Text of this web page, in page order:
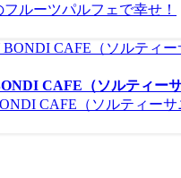
ルーツパルフェで幸せ！
CAFE（ソルティー
CAFE（ソルティー